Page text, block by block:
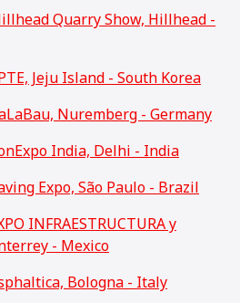
Quarry Show, Hillhead -
Jeju Island - South Korea
Nuremberg - Germany
India, Delhi - India
Expo, São Paulo - Brazil
INFRAESTRUCTURA y
- Mexico
Bologna - Italy